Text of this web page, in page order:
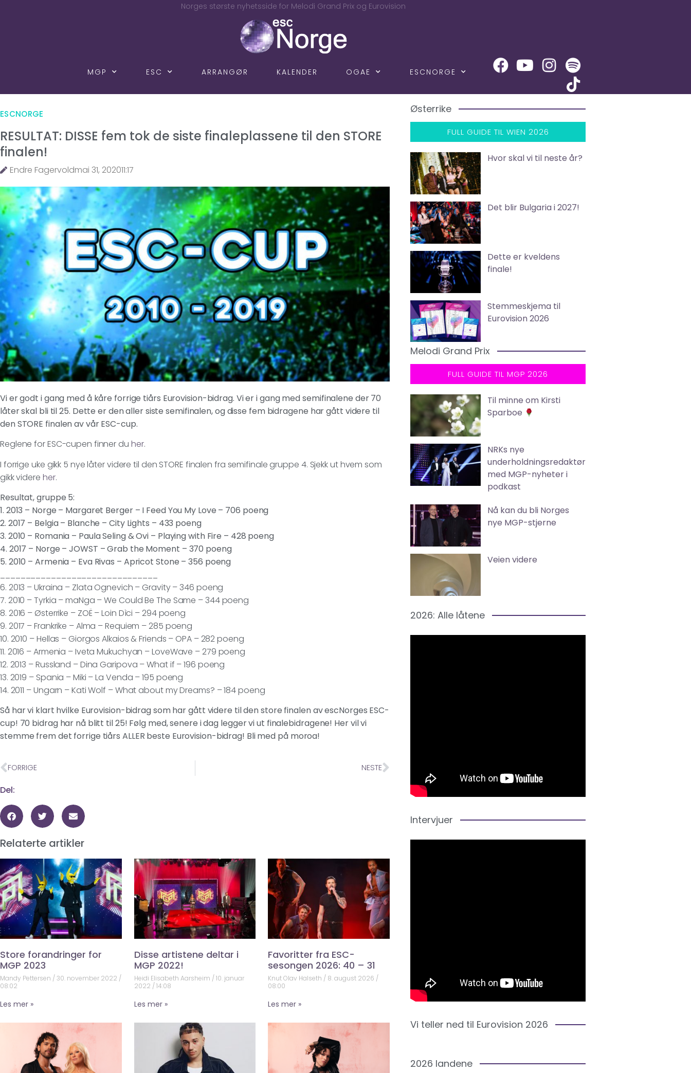
Norges største nyhetsside for Melodi Grand Prix og Eurovision
MGP ESC ARRANGØR KALENDER OGAE ESCNORGE
ESCNORGE
RESULTAT: DISSE fem tok de siste finaleplassene til den STORE
finalen!
Endre Fagervoldmai 31, 202011:17
Vi er godt i gang med å kåre forrige tiårs Eurovision-bidrag. Vi er i gang med semifinalene der 70
låter skal bli til 25. Dette er den aller siste semifinalen, og disse fem bidragene har gått videre til
den STORE finalen av vår ESC-cup.
Reglene for ESC-cupen finner du her.
I forrige uke gikk 5 nye låter videre til den STORE finalen fra semifinale gruppe 4. Sjekk ut hvem som
gikk videre her.
Resultat, gruppe 5:
1. 2013 – Norge – Margaret Berger – I Feed You My Love – 706 poeng
2. 2017 – Belgia – Blanche – City Lights – 433 poeng
3. 2010 – Romania – Paula Seling & Ovi – Playing with Fire – 428 poeng
4. 2017 – Norge – JOWST – Grab the Moment – 370 poeng
5. 2010 – Armenia – Eva Rivas – Apricot Stone – 356 poeng
6. 2013 – Ukraina – Zlata Ognevich – Gravity – 346 poeng
7. 2010 – Tyrkia – maNga – We Could Be The Same – 344 poeng
8. 2016 – Østerrike – ZOË – Loin Dìci – 294 poeng
9. 2017 – Frankrike – Alma – Requiem – 285 poeng
10. 2010 – Hellas – Giorgos Alkaios & Friends – OPA – 282 poeng
11. 2016 – Armenia – Iveta Mukuchyan – LoveWave – 279 poeng
12. 2013 – Russland – Dina Garipova – What if – 196 poeng
13. 2019 – Spania – Miki – La Venda – 195 poeng
14. 2011 – Ungarn – Kati Wolf – What about my Dreams? – 184 poeng
Så har vi klart hvilke Eurovision-bidrag som har gått videre til den store finalen av escNorges ESC-
cup! 70 bidrag har nå blitt til 25! Følg med, senere i dag legger vi ut finalebidragene! Her vil vi
stemme frem det forrige tiårs ALLER beste Eurovision-bidrag! Bli med på moroa!
FORRIGE NESTE
Del:
Relaterte artikler
Store forandringer for
MGP 2023
Mandy Pettersen
30. november 2022
08:02
Les mer »
Disse artistene deltar i
MGP 2022!
Heidi Elisabeth Aarsheim 10. januar
2022 14:08
Les mer »
Favoritter fra ESC-
sesongen 2026: 40 – 31
Knut Olav Halseth
8. august 2026
08:00
Les mer »
Østerrike
FULL GUIDE TIL WIEN 2026
Hvor skal vi til neste år?
Det blir Bulgaria i 2027!
Dette er kveldens
finale!
Stemmeskjema til
Eurovision 2026
Melodi Grand Prix
FULL GUIDE TIL MGP 2026
Til minne om Kirsti
Sparboe
NRKs nye
underholdningsredaktør
med MGP-nyheter i
podkast
Nå kan du bli Norges
nye MGP-stjerne
Veien videre
2026: Alle låtene
Intervjuer
Vi teller ned til Eurovision 2026
2026 landene